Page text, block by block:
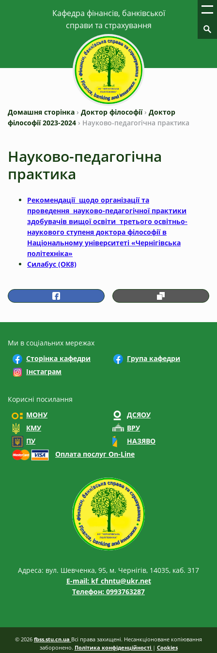
Домашня сторінка › Доктор філософії› Доктор
філософії 2023-2024 › Науково-педагогічна практика
Науково-педагогічна
практика
Рекомендації щодо організації та
проведення науково-педагогічної практики
здобувачів вищої освіти третього освітньо-
наукового ступеня доктора філософії в
Національному університеті «Чернігівська
політехніка»
Силабус (ОК8)
Ми в соціальних мережах
Сторінка кафедри
Група кафедри
Інстаграм
Корисні посилання
МОНУ
ДСЯОУ
КМУ
ВРУ
ПУ
НАЗЯВО
Оплата послуг On-Line
Адреса: вул. Шевченка, 95, м. Чернігів, 14035, каб. 317
E-mail: kf_chntu@ukr.net
Телефон: 0993763287
© 2026 fbss.stu.cn.ua Всі права захищені. Несанкціоноване копіювання
заборонено. Політика конфіденційності | Cookies